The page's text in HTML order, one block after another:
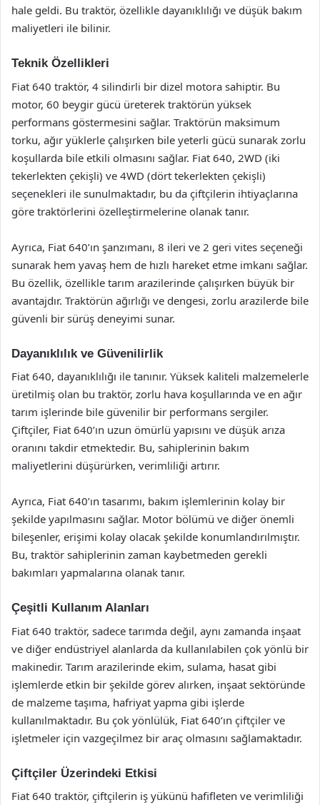
hale geldi. Bu traktör, özellikle dayanıklılığı ve düşük bakım
maliyetleri ile bilinir.
Teknik Özellikleri
Fiat 640 traktör, 4 silindirli bir dizel motora sahiptir. Bu
motor, 60 beygir gücü üreterek traktörün yüksek
performans göstermesini sağlar. Traktörün maksimum
torku, ağır yüklerle çalışırken bile yeterli gücü sunarak zorlu
koşullarda bile etkili olmasını sağlar. Fiat 640, 2WD (iki
tekerlekten çekişli) ve 4WD (dört tekerlekten çekişli)
seçenekleri ile sunulmaktadır, bu da çiftçilerin ihtiyaçlarına
göre traktörlerini özelleştirmelerine olanak tanır.
Ayrıca, Fiat 640’ın şanzımanı, 8 ileri ve 2 geri vites seçeneği
sunarak hem yavaş hem de hızlı hareket etme imkanı sağlar.
Bu özellik, özellikle tarım arazilerinde çalışırken büyük bir
avantajdır. Traktörün ağırlığı ve dengesi, zorlu arazilerde bile
güvenli bir sürüş deneyimi sunar.
Dayanıklılık ve Güvenilirlik
Fiat 640, dayanıklılığı ile tanınır. Yüksek kaliteli malzemelerle
üretilmiş olan bu traktör, zorlu hava koşullarında ve en ağır
tarım işlerinde bile güvenilir bir performans sergiler.
Çiftçiler, Fiat 640’ın uzun ömürlü yapısını ve düşük arıza
oranını takdir etmektedir. Bu, sahiplerinin bakım
maliyetlerini düşürürken, verimliliği artırır.
Ayrıca, Fiat 640’ın tasarımı, bakım işlemlerinin kolay bir
şekilde yapılmasını sağlar. Motor bölümü ve diğer önemli
bileşenler, erişimi kolay olacak şekilde konumlandırılmıştır.
Bu, traktör sahiplerinin zaman kaybetmeden gerekli
bakımları yapmalarına olanak tanır.
Çeşitli Kullanım Alanları
Fiat 640 traktör, sadece tarımda değil, aynı zamanda inşaat
ve diğer endüstriyel alanlarda da kullanılabilen çok yönlü bir
makinedir. Tarım arazilerinde ekim, sulama, hasat gibi
işlemlerde etkin bir şekilde görev alırken, inşaat sektöründe
de malzeme taşıma, hafriyat yapma gibi işlerde
kullanılmaktadır. Bu çok yönlülük, Fiat 640’ın çiftçiler ve
işletmeler için vazgeçilmez bir araç olmasını sağlamaktadır.
Çiftçiler Üzerindeki Etkisi
Fiat 640 traktör, çiftçilerin iş yükünü hafifleten ve verimliliği